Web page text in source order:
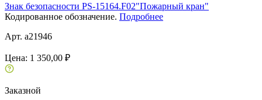
Знак безопасности PS-15164.F02"Пожарный кран"
Кодированное обозначение. Подробнее
Арт. a21946
Цена: 1 350,00 ₽
Заказной